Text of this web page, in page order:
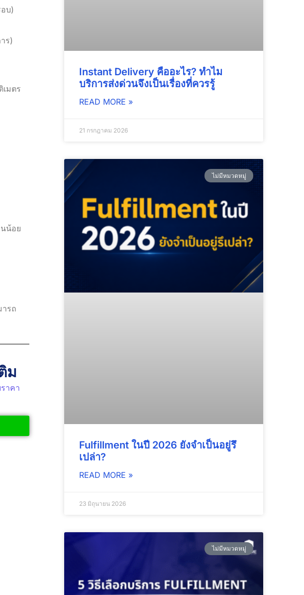
บ)
ร)
มตร
น้อย
รถ
ม
ราคา
Instant Delivery คืออะไร? ทำไม
บริการส่งด่วนจึงเป็นเรื่องที่ควรรู้
READ MORE »
21 กรกฎาคม 2026
ไม่มีหมวดหมู่
Fulfillment ในปี 2026 ยังจำเป็นอยู่รึ
เปล่า?
READ MORE »
23 มิถุนายน 2026
ไม่มีหมวดหมู่